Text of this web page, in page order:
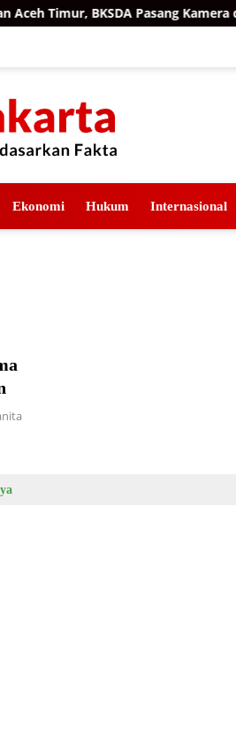
Timur, BKSDA Pasang Kamera dan
Ekonomi Hukum Internasional